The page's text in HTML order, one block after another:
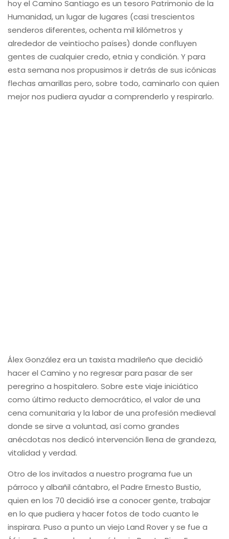
hoy el Camino Santiago es un tesoro Patrimonio de la
Humanidad, un lugar de lugares (casi trescientos
senderos diferentes, ochenta mil kilómetros y
alrededor de veintiocho países) donde confluyen
gentes de cualquier credo, etnia y condición. Y para
esta semana nos propusimos ir detrás de sus icónicas
flechas amarillas pero, sobre todo, caminarlo con quien
mejor nos pudiera ayudar a comprenderlo y respirarlo.
Álex González era un taxista madrileño que decidió
hacer el Camino y no regresar para pasar de ser
peregrino a hospitalero. Sobre este viaje iniciático
como último reducto democrático, el valor de una
cena comunitaria y la labor de una profesión medieval
donde se sirve a voluntad, así como grandes
anécdotas nos dedicó intervención llena de grandeza,
vitalidad y verdad.
Otro de los invitados a nuestro programa fue un
párroco y albañil cántabro, el Padre Ernesto Bustio,
quien en los 70 decidió irse a conocer gente, trabajar
en lo que pudiera y hacer fotos de todo cuanto le
inspirara. Puso a punto un viejo Land Rover y se fue a